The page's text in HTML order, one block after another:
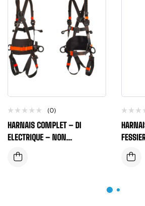
(0)
HARNAIS COMPLET – DI
ELECTRIQUE – NON
CONDUCTEUR